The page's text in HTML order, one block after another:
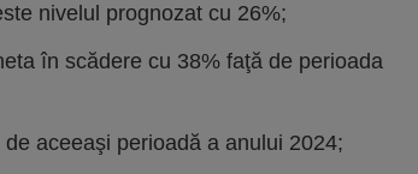
nivelul prognozat cu 26%;
în scădere cu 38% faţă de perioada
aceeaşi perioadă a anului 2024;